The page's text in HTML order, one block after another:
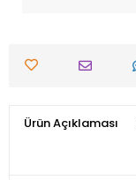
Ürün Açıklaması